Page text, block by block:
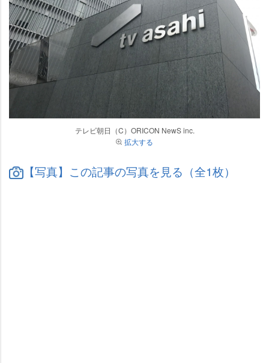
テレビ朝日（C）ORICON NewS inc.
拡大する
【写真】この記事の写真を見る（全1枚）